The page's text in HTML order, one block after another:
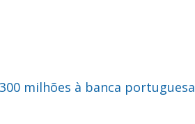
milhões à banca portuguesa